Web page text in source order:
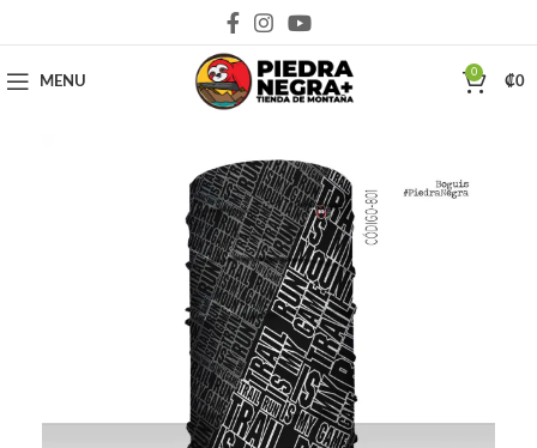
MENU
0
₡0
Deja que la montaña sea parte de tu vida